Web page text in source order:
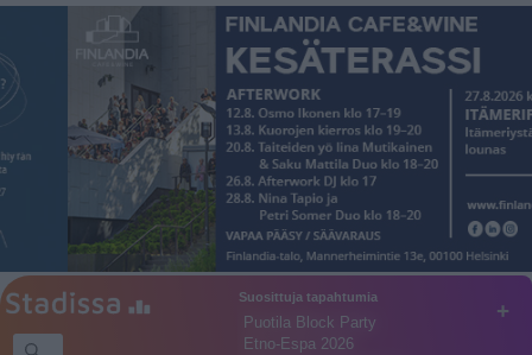
+
Suosittuja tapahtumia
Puotila Block Party
Etno-Espa 2026